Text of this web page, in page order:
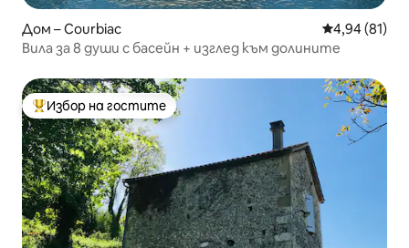
Дом – Courbiac Средна
4,94 (81)
Вила за 8 души с басейн + изглед към долините
Най-популярен избор на гостите
Избор на гостите